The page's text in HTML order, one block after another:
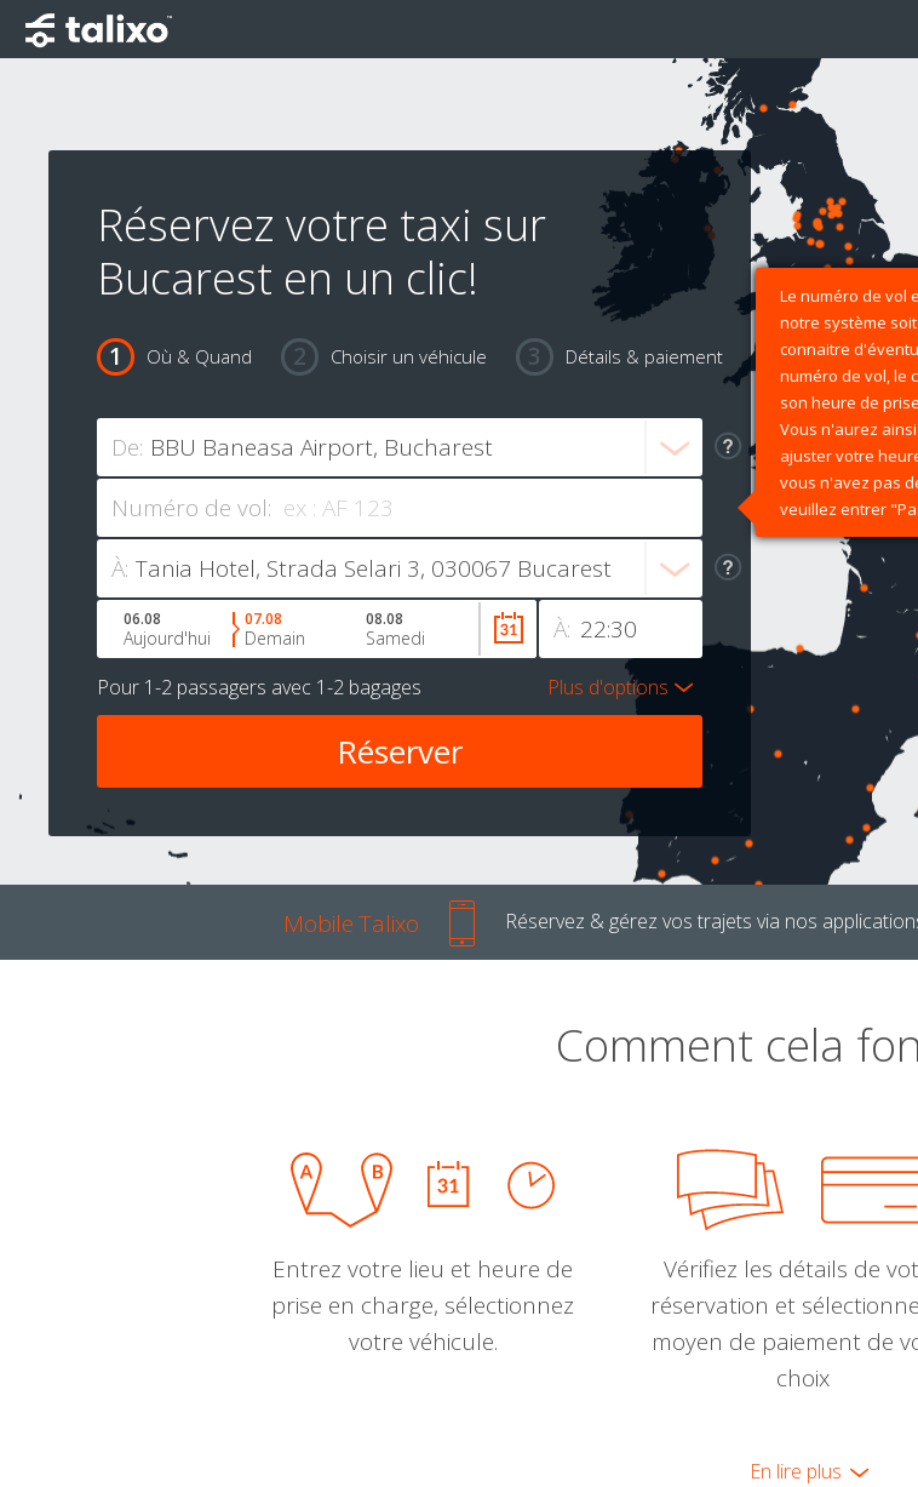
Réservez votre taxi sur
Bucarest en un clic!
Où & Quand Choisir un véhicule Détails & paiement
De:
Numéro de vol:
Le numéro de vol
notre système
connaitre
numéro de vol, le
son heure de
Vous n'aurez
ajuster votre
vous n'avez pas
veuillez entrer
À:
À:
06.08
Aujourd'hui
07.08
Demain
08.08
Samedi
Pour 1-2 passagers avec 1-2 bagages Plus d'options
Mobile Talixo Réservez & gérez vos trajets via nos
Comment cela
Entrez votre lieu et heure de
prise en charge, sélectionnez
votre véhicule.
Vérifiez les détails de
réservation et
moyen de paiement de
choix
En lire plus